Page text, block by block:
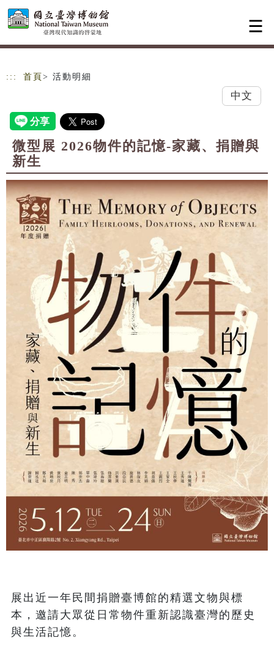
跳到主要內容
網站導覽
::: 首頁 > 活動明細
中文
微型展 2026物件的記憶-家藏、捐贈與
新生
展出近一年民間捐贈臺博館的精選文物與標
本，邀請大眾從日常物件重新認識臺灣的歷史
與生活記憶。